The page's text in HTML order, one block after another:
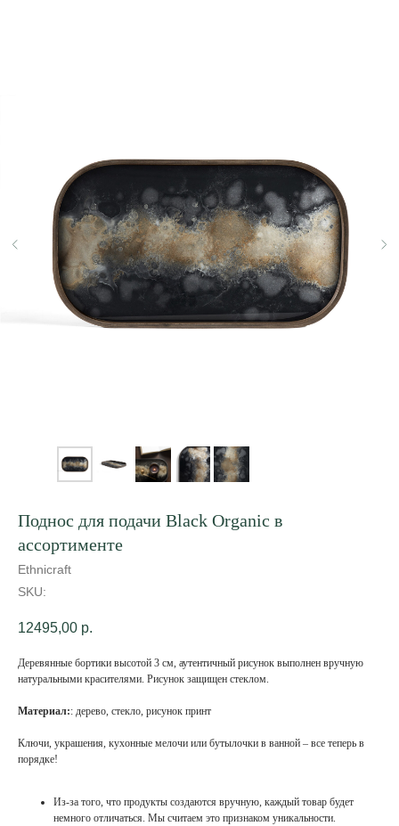
Поднос для подачи Black Organic в
ассортименте
Ethnicraft
SKU:
12495,00 р.
Деревянные бортики высотой 3 см, аутентичный рисунок выполнен вручную
натуральными красителями. Рисунок защищен стеклом.
Материал:: дерево, стекло, рисунок принт
Ключи, украшения, кухонные мелочи или бутылочки в ванной – все теперь в
порядке!
Из-за того, что продукты создаются вручную, каждый товар будет
немного отличаться. Мы считаем это признаком уникальности.